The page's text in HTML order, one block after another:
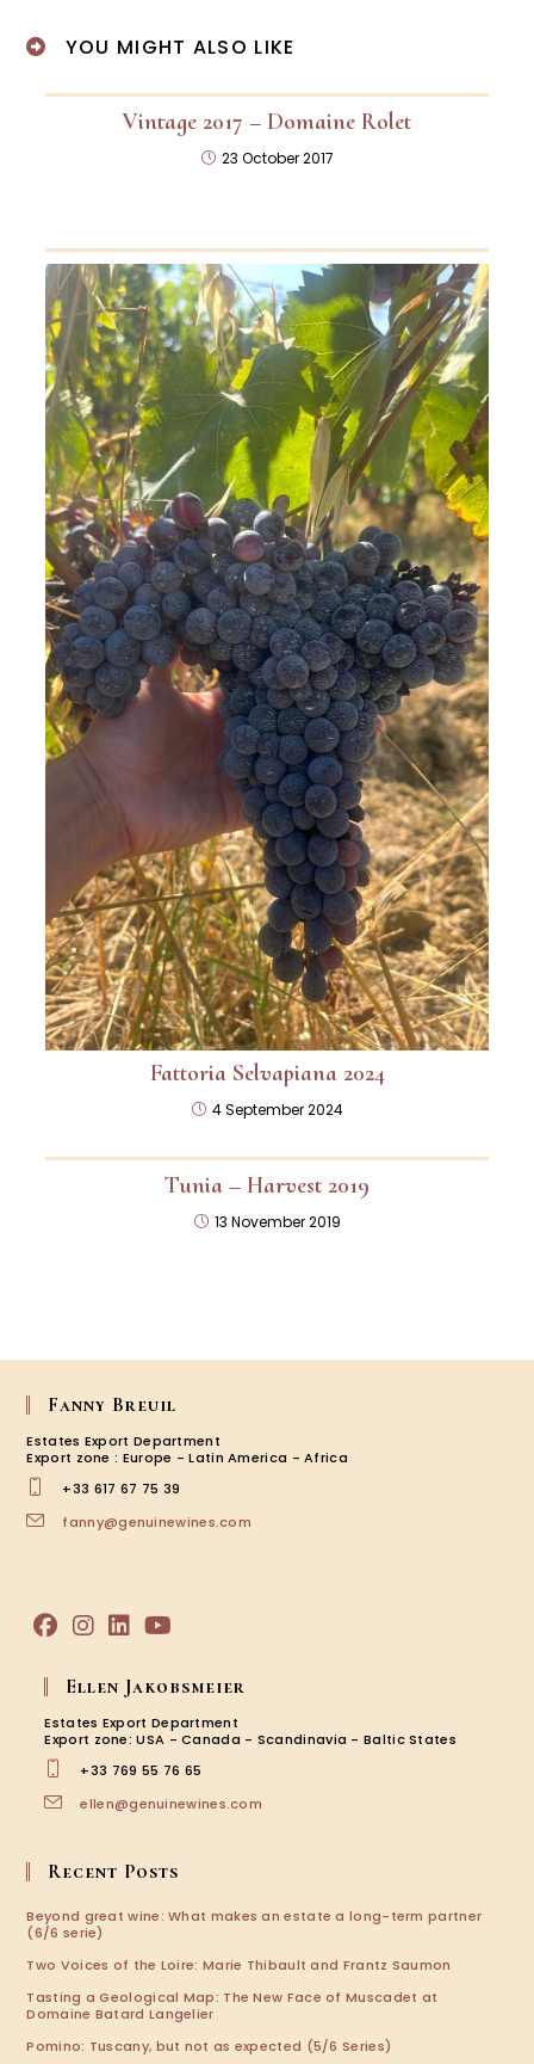
YOU MIGHT ALSO LIKE
Vintage 2017 – Domaine Rolet
23 October 2017
Fattoria Selvapiana 2024
4 September 2024
Tunia – Harvest 2019
13 November 2019
Fanny Breuil
Estates Export Department
Export zone : Europe - Latin America - Africa
+33 617 67 75 39
fanny@genuinewines.com
in
new
tab
a
new
tab
a
new
tab
a
new
tab
Ellen Jakobsmeier
Estates Export Department
Export zone: USA - Canada - Scandinavia - Baltic States
+33 769 55 76 65
ellen@genuinewines.com
Recent Posts
Beyond great wine: What makes an estate a long-term partner
(6/6 serie)
Two Voices of the Loire: Marie Thibault and Frantz Saumon
Tasting a Geological Map: The New Face of Muscadet at
Domaine Batard Langelier
Pomino: Tuscany, but not as expected (5/6 Series)